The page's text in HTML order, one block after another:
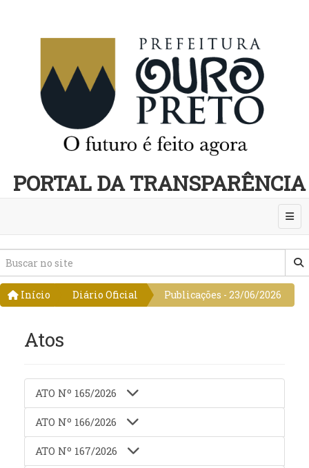
PORTAL DA TRANSPARÊNCIA
Início Diário Oficial Publicações - 23/06/2026
Atos
ATO Nº 165/2026
ATO Nº 166/2026
ATO Nº 167/2026